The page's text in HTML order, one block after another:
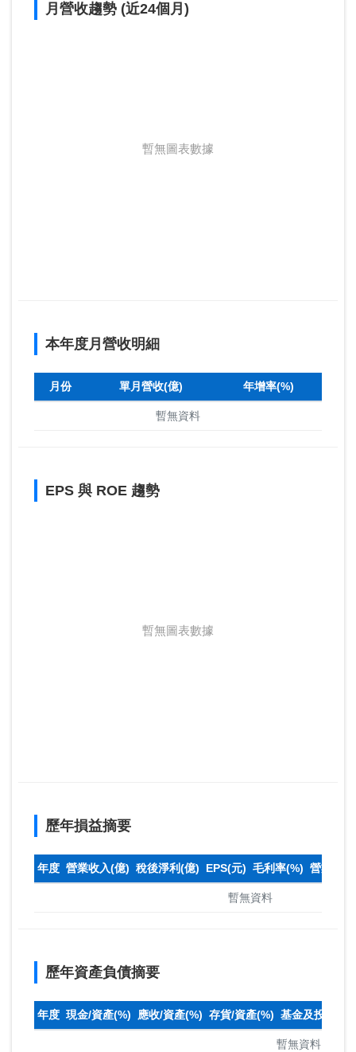
月營收趨勢 (近24個月)
暫無圖表數據
本年度月營收明細
月份 單月營收(億) 年增率(%)
暫無資料
EPS 與 ROE 趨勢
暫無圖表數據
歷年損益摘要
年度 營業收入(億) 稅後淨利(億) EPS(元) 毛利率(%) 營業利
暫無資料
歷年資產負債摘要
年度 現金/資產(%) 應收/資產(%) 存貨/資產(%) 基金及投資(%)
暫無資料